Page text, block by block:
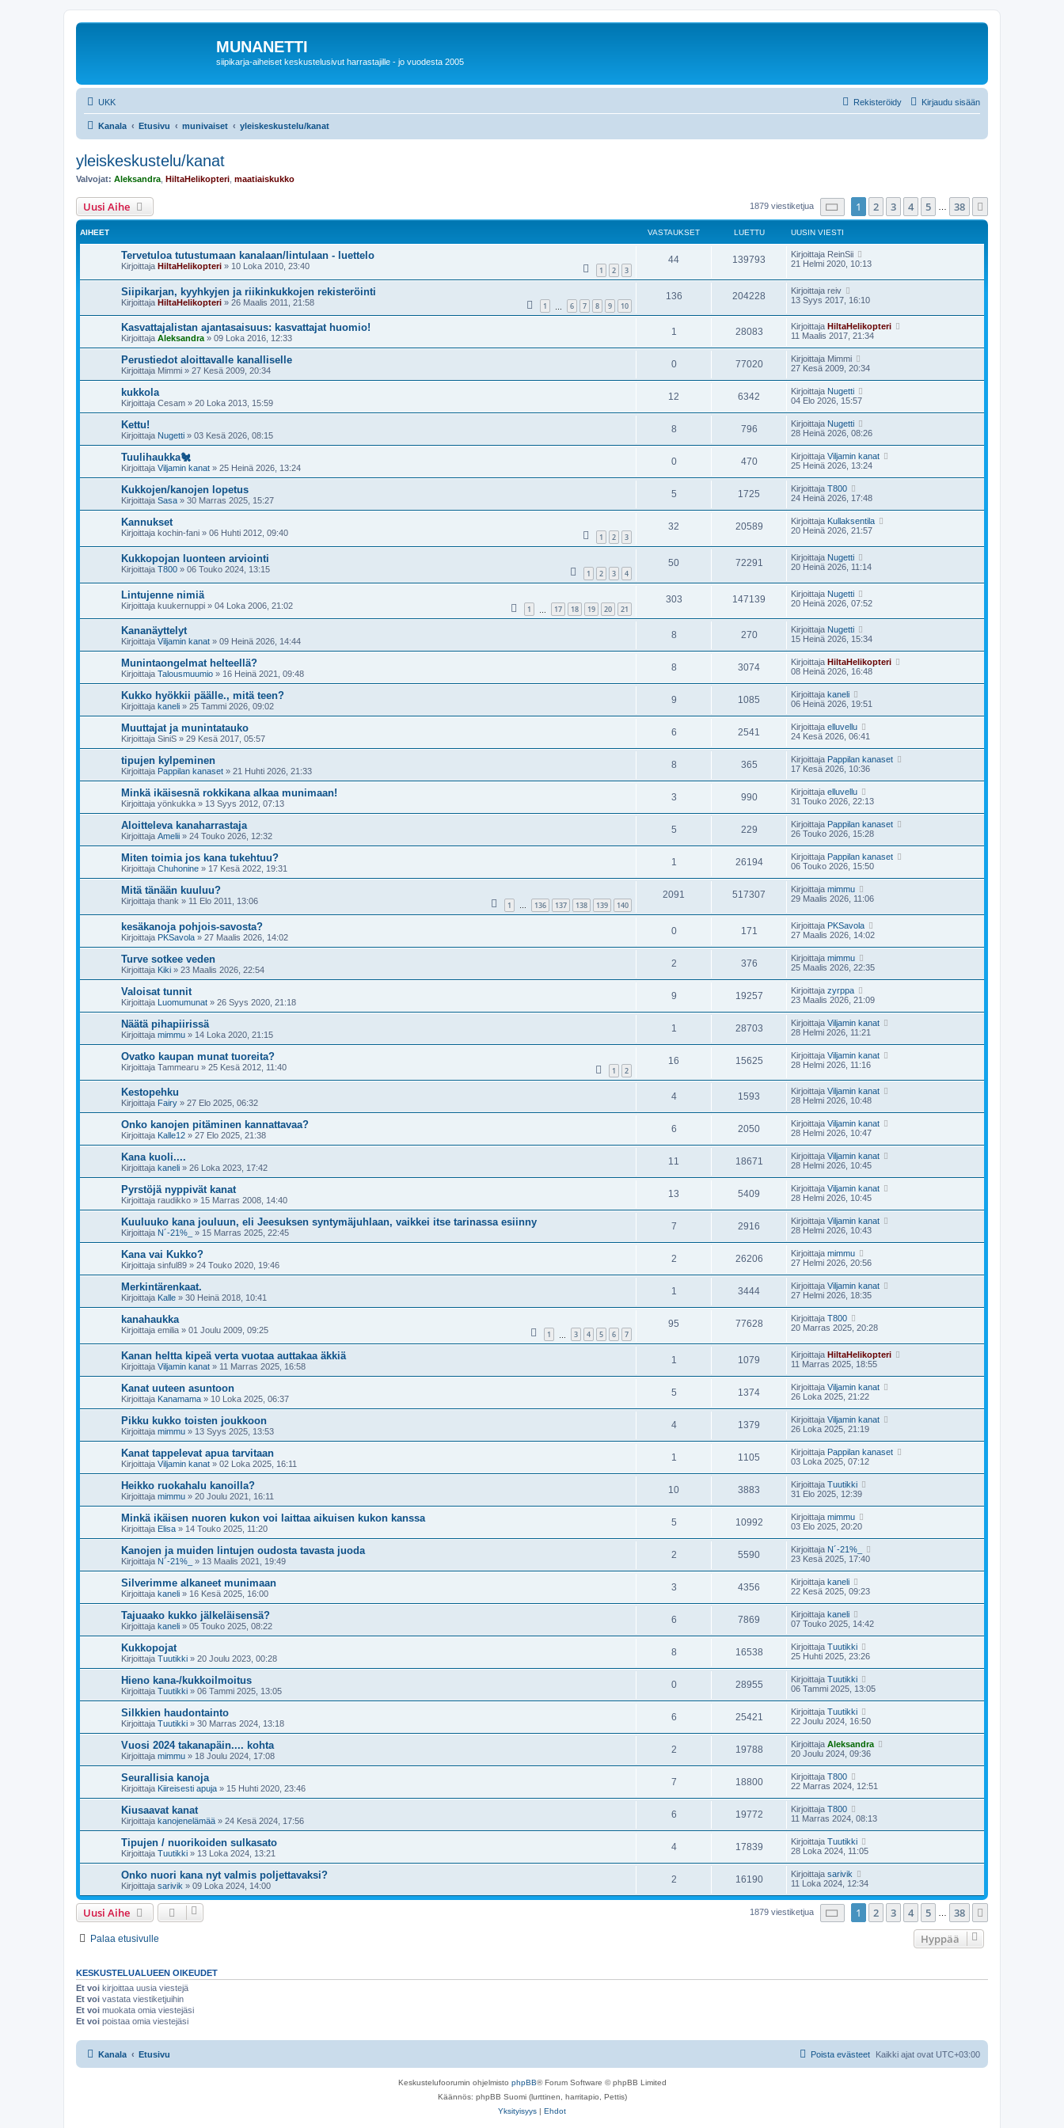
MUNANETTI
siipikarja-aiheiset keskustelusivut harrastajille - jo vuodesta 2005
UKK Kirjaudu sisään
Rekisteröidy
Kanala Etusivu munivaiset yleiskeskustelu/kanat
yleiskeskustelu/kanat
Valvojat: Aleksandra HiltaHelikopteri maatiaiskukko
Uusi Aihe 1879 viestiketjua Sivu 38
1 2 3 4 5 38
AIHEET VASTAUKSET LUETTU UUSIN VIESTI
Tervetuloa tutustumaan kanalaan/lintulaan - luettelo
Kirjoittaja HiltaHelikopteri » 10 Loka 2010, 23:40 1 2 3
44 139793 Kirjoittaja ReinSii
21 Helmi 2020, 10:13
Siipikarjan, kyyhkyjen ja riikinkukkojen rekisteröinti
Kirjoittaja HiltaHelikopteri » 26 Maalis 2011, 21:58 1 6 7 8 9 10
136 204228 Kirjoittaja reiv
13 Syys 2017, 16:10
Kasvattajalistan ajantasaisuus: kasvattajat huomio!
Kirjoittaja Aleksandra » 09 Loka 2016, 12:33
1 28083 Kirjoittaja HiltaHelikopteri
11 Maalis 2017, 21:34
Perustiedot aloittavalle kanalliselle
Kirjoittaja Mimmi » 27 Kesä 2009, 20:34
0 77020 Kirjoittaja Mimmi
27 Kesä 2009, 20:34
kukkola
Kirjoittaja Cesam » 20 Loka 2013, 15:59
12 6342 Kirjoittaja Nugetti
04 Elo 2026, 15:57
Kettu!
Kirjoittaja Nugetti » 03 Kesä 2026, 08:15
8 796 Kirjoittaja Nugetti
28 Heinä 2026, 08:26
Tuulihaukka🐔
Kirjoittaja Viljamin kanat » 25 Heinä 2026, 13:24
0 470 Kirjoittaja Viljamin kanat
25 Heinä 2026, 13:24
Kukkojen/kanojen lopetus
Kirjoittaja Sasa » 30 Marras 2025, 15:27
5 1725 Kirjoittaja T800
24 Heinä 2026, 17:48
Kannukset
Kirjoittaja kochin-fani » 06 Huhti 2012, 09:40 1 2 3
32 20589 Kirjoittaja Kullaksentila
20 Heinä 2026, 21:57
Kukkopojan luonteen arviointi
Kirjoittaja T800 » 06 Touko 2024, 13:15 1 2 3 4
50 72291 Kirjoittaja Nugetti
20 Heinä 2026, 11:14
Lintujenne nimiä
Kirjoittaja kuukernuppi » 04 Loka 2006, 21:02 1 17 18 19 20 21
303 147139 Kirjoittaja Nugetti
20 Heinä 2026, 07:52
Kananäyttelyt
Kirjoittaja Viljamin kanat » 09 Heinä 2026, 14:44
8 270 Kirjoittaja Nugetti
15 Heinä 2026, 15:34
Munintaongelmat helteellä?
Kirjoittaja Talousmuumio » 16 Heinä 2021, 09:48
8 3074 Kirjoittaja HiltaHelikopteri
08 Heinä 2026, 16:48
Kukko hyökkii päälle., mitä teen?
Kirjoittaja kaneli » 25 Tammi 2026, 09:02
9 1085 Kirjoittaja kaneli
06 Heinä 2026, 19:51
Muuttajat ja munintatauko
Kirjoittaja SiniS » 29 Kesä 2017, 05:57
6 2541 Kirjoittaja elluvellu
24 Kesä 2026, 06:41
tipujen kylpeminen
Kirjoittaja Pappilan kanaset » 21 Huhti 2026, 21:33
8 365 Kirjoittaja Pappilan kanaset
17 Kesä 2026, 10:36
Minkä ikäisesnä rokkikana alkaa munimaan!
Kirjoittaja yönkukka » 13 Syys 2012, 07:13
3 990 Kirjoittaja elluvellu
31 Touko 2026, 22:13
Aloitteleva kanaharrastaja
Kirjoittaja Amelii » 24 Touko 2026, 12:32
5 229 Kirjoittaja Pappilan kanaset
26 Touko 2026, 15:28
Miten toimia jos kana tukehtuu?
Kirjoittaja Chuhonine » 17 Kesä 2022, 19:31
1 26194 Kirjoittaja Pappilan kanaset
06 Touko 2026, 15:50
Mitä tänään kuuluu?
Kirjoittaja thank » 11 Elo 2011, 13:06 1 … 136 137 138 139 140
2091 517307 Kirjoittaja mimmu
29 Maalis 2026, 11:06
kesäkanoja pohjois-savosta?
Kirjoittaja PKSavola » 27 Maalis 2026, 14:02
0 171 Kirjoittaja PKSavola
27 Maalis 2026, 14:02
Turve sotkee veden
Kirjoittaja Kiki » 23 Maalis 2026, 22:54
2 376 Kirjoittaja mimmu
25 Maalis 2026, 22:35
Valoisat tunnit
Kirjoittaja Luomumunat » 26 Syys 2020, 21:18
9 19257 Kirjoittaja zyrppa
23 Maalis 2026, 21:09
Näätä pihapiirissä
Kirjoittaja mimmu » 14 Loka 2020, 21:15
1 28703 Kirjoittaja Viljamin kanat
28 Helmi 2026, 11:21
Ovatko kaupan munat tuoreita?
Kirjoittaja Tammearu » 25 Kesä 2012, 11:40 1 2
16 15625 Kirjoittaja Viljamin kanat
28 Helmi 2026, 11:16
Kestopehku
Kirjoittaja Fairy » 27 Elo 2025, 06:32
4 1593 Kirjoittaja Viljamin kanat
28 Helmi 2026, 10:48
Onko kanojen pitäminen kannattavaa?
Kirjoittaja Kalle12 » 27 Elo 2025, 21:38
6 2050 Kirjoittaja Viljamin kanat
28 Helmi 2026, 10:47
Kana kuoli....
Kirjoittaja kaneli » 26 Loka 2023, 17:42
11 18671 Kirjoittaja Viljamin kanat
28 Helmi 2026, 10:45
Pyrstöjä nyppivät kanat
Kirjoittaja raudikko » 15 Marras 2008, 14:40
13 5409 Kirjoittaja Viljamin kanat
28 Helmi 2026, 10:45
Kuuluuko kana jouluun, eli Jeesuksen syntymäjuhlaan, vaikkei itse tarinassa esiinny
Kirjoittaja N´-21%_ » 15 Marras 2025, 22:45
7 2916 Kirjoittaja Viljamin kanat
28 Helmi 2026, 10:43
Kana vai Kukko?
Kirjoittaja sinful89 » 24 Touko 2020, 19:46
2 26206 Kirjoittaja mimmu
27 Helmi 2026, 20:56
Merkintärenkaat.
Kirjoittaja Kalle » 30 Heinä 2018, 10:41
1 3444 Kirjoittaja Viljamin kanat
27 Helmi 2026, 18:35
kanahaukka
Kirjoittaja emilia » 01 Joulu 2009, 09:25 1 3 4 5 6 7
95 77628 Kirjoittaja T800
20 Marras 2025, 20:28
Kanan heltta kipeä verta vuotaa auttakaa äkkiä
Kirjoittaja Viljamin kanat » 11 Marras 2025, 16:58
1 1079 Kirjoittaja HiltaHelikopteri
11 Marras 2025, 18:55
Kanat uuteen asuntoon
Kirjoittaja Kanamama » 10 Loka 2025, 06:37
5 1374 Kirjoittaja Viljamin kanat
26 Loka 2025, 21:22
Pikku kukko toisten joukkoon
Kirjoittaja mimmu » 13 Syys 2025, 13:53
4 1379 Kirjoittaja Viljamin kanat
26 Loka 2025, 21:19
Kanat tappelevat apua tarvitaan
Kirjoittaja Viljamin kanat » 02 Loka 2025, 16:11
1 1105 Kirjoittaja Pappilan kanaset
03 Loka 2025, 07:12
Heikko ruokahalu kanoilla?
Kirjoittaja mimmu » 20 Joulu 2021, 16:11
10 3883 Kirjoittaja Tuutikki
31 Elo 2025, 12:39
Minkä ikäisen nuoren kukon voi laittaa aikuisen kukon kanssa
Kirjoittaja Elisa » 14 Touko 2025, 11:20
5 10992 Kirjoittaja mimmu
03 Elo 2025, 20:20
Kanojen ja muiden lintujen oudosta tavasta juoda
Kirjoittaja N´-21%_ » 13 Maalis 2021, 19:49
2 5590 Kirjoittaja N´-21%_
23 Kesä 2025, 17:40
Silverimme alkaneet munimaan
Kirjoittaja kaneli » 16 Kesä 2025, 16:00
3 4356 Kirjoittaja kaneli
22 Kesä 2025, 09:23
Tajuaako kukko jälkeläisensä?
Kirjoittaja kaneli » 05 Touko 2025, 08:22
6 7869 Kirjoittaja kaneli
07 Touko 2025, 14:42
Kukkopojat
Kirjoittaja Tuutikki » 20 Joulu 2023, 00:28
8 16538 Kirjoittaja Tuutikki
25 Huhti 2025, 23:26
Hieno kana-/kukkoilmoitus
Kirjoittaja Tuutikki » 06 Tammi 2025, 13:05
0 28955 Kirjoittaja Tuutikki
06 Tammi 2025, 13:05
Silkkien haudontainto
Kirjoittaja Tuutikki » 30 Marras 2024, 13:18
6 25421 Kirjoittaja Tuutikki
22 Joulu 2024, 16:50
Vuosi 2024 takanapäin.... kohta
Kirjoittaja mimmu » 18 Joulu 2024, 17:08
2 19788 Kirjoittaja Aleksandra
20 Joulu 2024, 09:36
Seurallisia kanoja
Kirjoittaja Kiireisesti apuja » 15 Huhti 2020, 23:46
7 18800 Kirjoittaja T800
22 Marras 2024, 12:51
Kiusaavat kanat
Kirjoittaja kanojenelämää » 24 Kesä 2024, 17:56
6 19772 Kirjoittaja T800
11 Marras 2024, 08:13
Tipujen / nuorikoiden sulkasato
Kirjoittaja Tuutikki » 13 Loka 2024, 13:21
4 17839 Kirjoittaja Tuutikki
28 Loka 2024, 11:05
Onko nuori kana nyt valmis poljettavaksi?
Kirjoittaja sarivik » 09 Loka 2024, 14:00
2 16190 Kirjoittaja sarivik
11 Loka 2024, 12:34
Uusi Aihe 1879 viestiketjua Sivu 38
1 2 3 4 5 38
Palaa etusivulle Hyppää
KESKUSTELUALUEEN OIKEUDET
Et voi kirjoittaa uusia viestejä
Et voi vastata viestiketjuihin
Et voi muokata omia viestejäsi
Et voi poistaa omia viestejäsi
Kanala Etusivu Kaikki ajat ovat UTC+03:00
Poista evästeet
Keskustelufoorumin ohjelmisto phpBB® Forum Software © phpBB Limited
Käännös: phpBB Suomi (lurttinen, harritapio, Pettis)
Yksityisyys | Ehdot